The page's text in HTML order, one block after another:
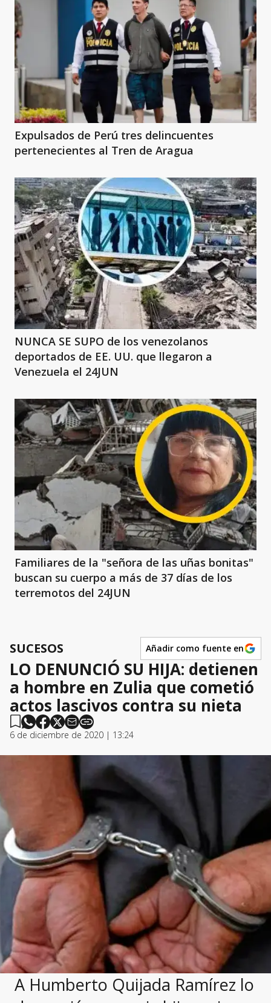
Expulsados de Perú tres delincuentes
pertenecientes al Tren de Aragua
NUNCA SE SUPO de los venezolanos
deportados de EE. UU. que llegaron a
Venezuela el 24JUN
Familiares de la "señora de las uñas bonitas"
buscan su cuerpo a más de 37 días de los
terremotos del 24JUN
SUCESOS Añadir como fuente en
LO DENUNCIÓ SU HIJA: detienen
a hombre en Zulia que cometió
actos lascivos contra su nieta
6 de diciembre de 2020 | 13:24
A Humberto Quijada Ramírez lo